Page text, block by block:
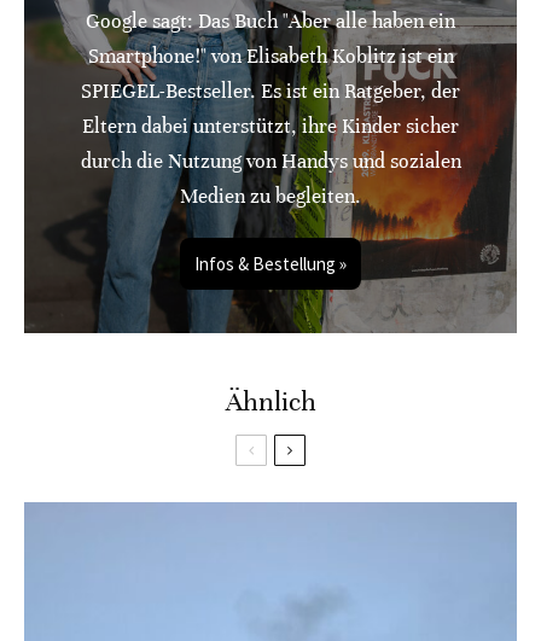
Google sagt: Das Buch "Aber alle haben ein
Smartphone!" von Elisabeth Koblitz ist ein
SPIEGEL-Bestseller. Es ist ein Ratgeber, der
Eltern dabei unterstützt, ihre Kinder sicher
durch die Nutzung von Handys und sozialen
Medien zu begleiten.
Infos & Bestellung »
Ähnlich